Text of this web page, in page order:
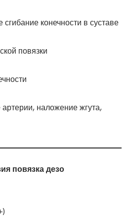
конечности в суставе
повязки
наложение жгута,
повязка дезо